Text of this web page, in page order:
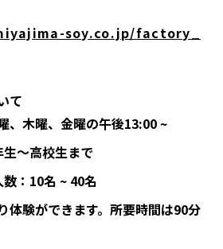
soy.co.jp/factory_
て
、木曜、金曜の午後13:00 ~
～高校生まで
：10名 ~ 40名
体験ができます。所要時間は90分